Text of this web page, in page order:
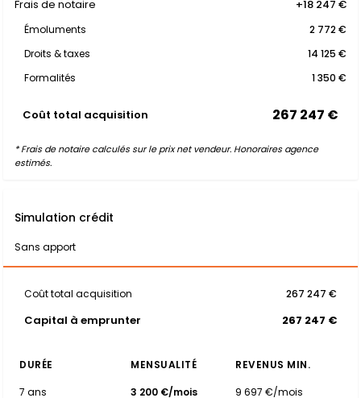
Frais de notaire +18 247 €
Émoluments
2 772 €
Droits & taxes
14 125 €
Formalités
1 350 €
Coût total acquisition 267 247 €
* Frais de notaire calculés sur le prix net vendeur. Honoraires agence
estimés.
Simulation crédit
Sans apport
Coût total acquisition 267 247 €
Capital à emprunter 267 247 €
DURÉE MENSUALITÉ
REVENUS MIN.
7 ans
3 200 €/mois 9 697 €/mois